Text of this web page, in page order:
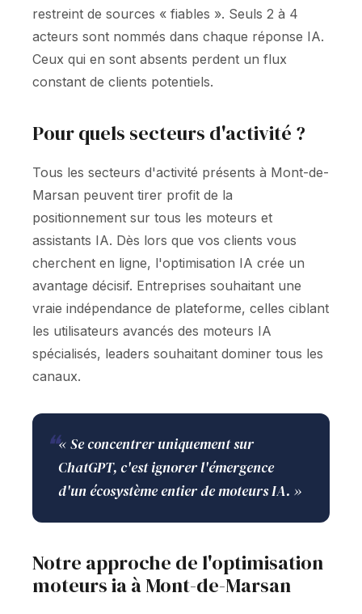
restreint de sources « fiables ». Seuls 2 à 4
acteurs sont nommés dans chaque réponse IA.
Ceux qui en sont absents perdent un flux
constant de clients potentiels.
Pour quels secteurs d'activité ?
Tous les secteurs d'activité présents à Mont-de-
Marsan peuvent tirer profit de la
positionnement sur tous les moteurs et
assistants IA. Dès lors que vos clients vous
cherchent en ligne, l'optimisation IA crée un
avantage décisif. Entreprises souhaitant une
vraie indépendance de plateforme, celles ciblant
les utilisateurs avancés des moteurs IA
spécialisés, leaders souhaitant dominer tous les
canaux.
❝« Se concentrer uniquement sur
ChatGPT, c'est ignorer l'émergence
d'un écosystème entier de moteurs IA. »
Notre approche de l'optimisation
moteurs ia à Mont-de-Marsan